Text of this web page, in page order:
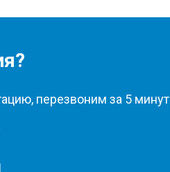
перезвоним за 5 минут